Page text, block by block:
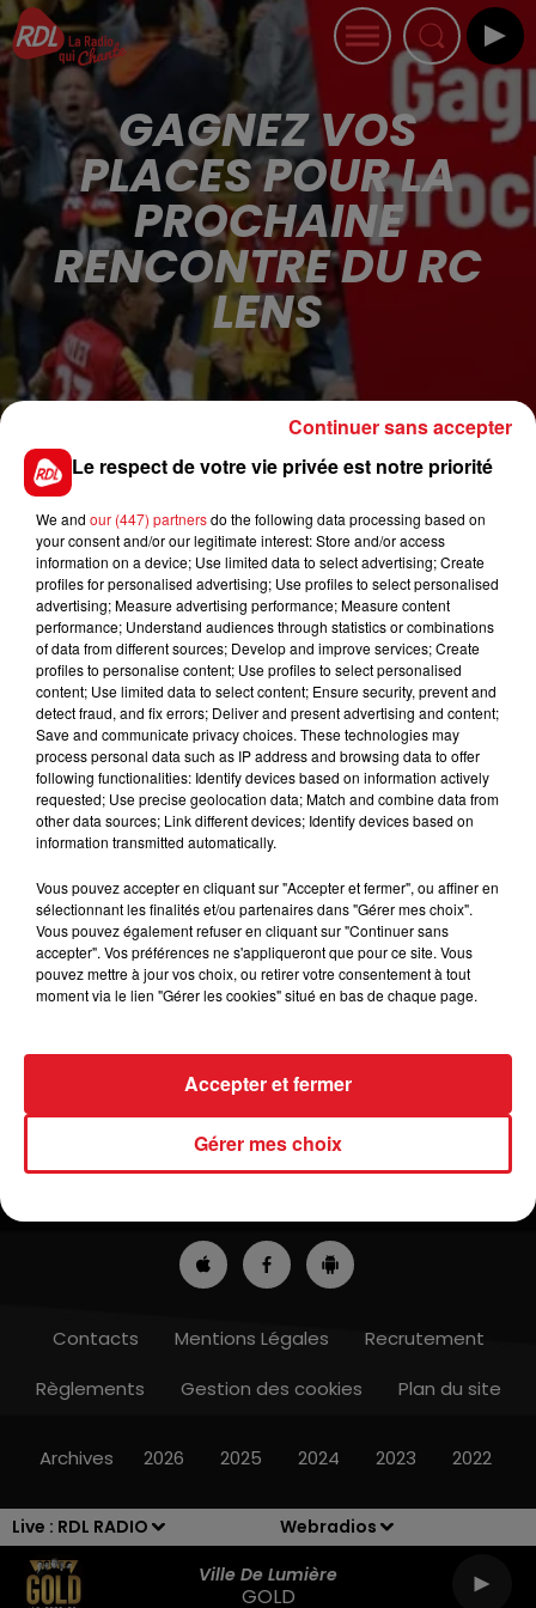
Live : RDL RADIO
Webradios
Ville De Lumière
GOLD
GAGNEZ VOS
PLACES POUR LA
PROCHAINE
RENCONTRE DU RC
LENS
Publié : 7 octobre 2019 à 14h27
RDL vous offre
vos places pour la prochaine
rencontre du RC LENS vs AJ AUXERRE
Lundi 21 octobre
à 20h45auStade Bollaert Delelis deLens
Il vous suffit de vous inscrire ci-dessous afin de
participer au tirage au sort.
Le gagnant sera contacté par téléphone.
Bonne Chance....
RADIO
Contacts Mentions Légales
Recrutement
Règlements
Gestion des cookies Plan du site
Archives 2026 2025 2024 2023 2022
Le respect de votre vie privée est notre priorité
We and our (447) partnersdo the following data processing based on
your consent and/or our legitimate interest: Store and/or access
information on a device; Use limited data to select advertising; Create
profiles for personalised advertising; Use profiles to select personalised
advertising; Measure advertising performance; Measure content
performance; Understand audiences through statistics or combinations
of data from different sources; Develop and improve services; Create
profiles to personalise content; Use profiles to select personalised
content; Use limited data to select content; Ensure security, prevent and
detect fraud, and fix errors; Deliver and present advertising and content;
Save and communicate privacy choices. These technologies may
process personal data such as IP address and browsing data to offer
following functionalities: Identify devices based on information actively
requested; Use precise geolocation data; Match and combine data from
other data sources; Link different devices; Identify devices based on
information transmitted automatically.
Vous pouvez accepter en cliquant sur "Accepter et fermer", ou affiner en
sélectionnant les finalités et/ou partenaires dans "Gérer mes choix".
Vous pouvez également refuser en cliquant sur "Continuer sans
accepter". Vos préférences ne s'appliqueront que pour ce site. Vous
pouvez mettre à jour vos choix, ou retirer votre consentement à tout
moment via le lien "Gérer les cookies" situé en bas de chaque page.
Gérer mes choix
Accepter et fermer
Continuer sans accepter